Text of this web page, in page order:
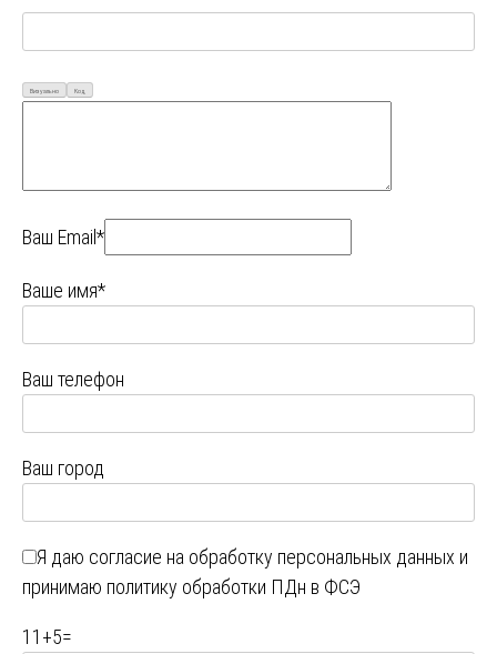
Визуально Код
Ваш Email*
Ваше имя*
Ваш телефон
Ваш город
Я даю согласие на обработку персональных данных и
принимаю политику обработки ПДн в ФСЭ
11 +5=